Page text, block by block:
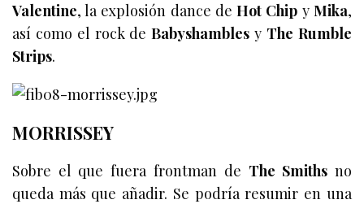
Valentine, la explosión dance deHot Chip y Mika,
así como el rock deBabyshamblesy The Rumble
Strips.
MORRISSEY
Sobre el que fuera frontman de The Smiths no
queda más que añadir. Se podría resumir en una